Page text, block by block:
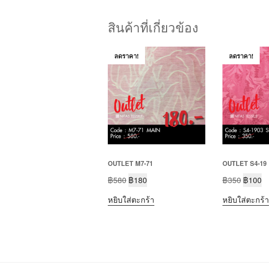
สินค้าที่เกี่ยวข้อง
ลดราคา!
OUTLET M7-71
฿580 ฿180
หยิบใส่ตะกร้า
ลดราคา!
OUTLET S4-19
฿350 ฿100
หยิบใส่ตะกร้า